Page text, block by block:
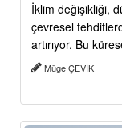
İklim değişikliği,
çevresel
artırıyor. Bu
Müge ÇEVİK